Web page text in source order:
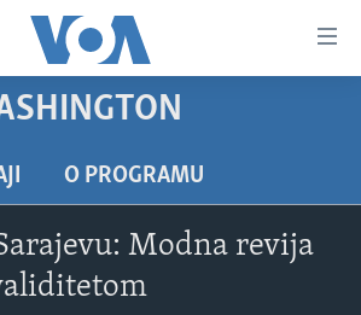
O PROGRAMU
Modna revija